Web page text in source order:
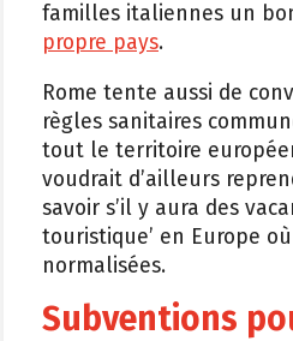
familles italiennes un
propre pays.
Rome tente aussi de
règles sanitaires
tout le territoire
voudrait d’ailleurs
savoir s’il y aura des
touristique’ en Europe
normalisées.
Subventions